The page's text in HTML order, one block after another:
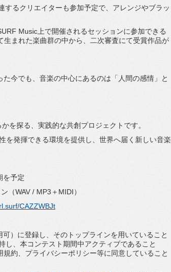
するクリエイターも参加予定で、アレンジやブラッ
Music上で開催されるセッションに参加できる
まれた楽曲群の中から、
二次審査にて受賞作品が
今でも、 音楽の中心にあるのは「人間の感情」と
を探る、実践的な共創プロジェクトです。
を発揮できる環境を提供し、 世界へ届く新しい音楽
を予定
（WAV / MP3＋MIDI）
surf/CAZZWBJt
） に登録し、そのトップラインを用いていること
し、 本コンテスト期間中アクティブであること
約、 プライバシーポリシー等に同意していること